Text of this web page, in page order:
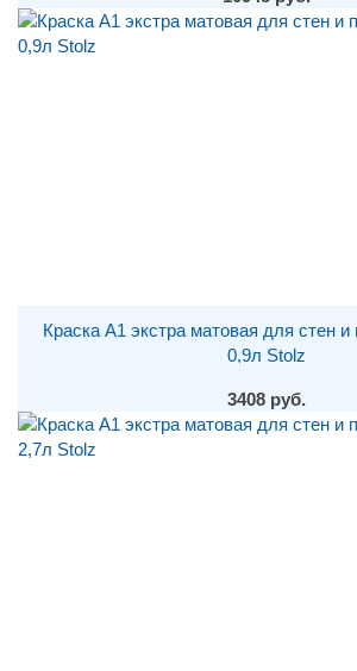
Краска A1 экстра матовая для стен
0,9л Stolz
3408 руб.